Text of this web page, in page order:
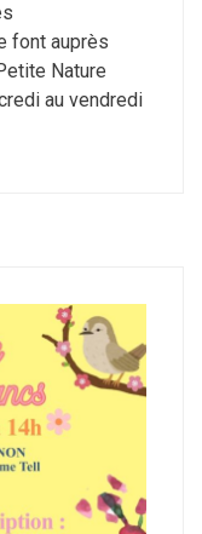
font auprès
Nature
au vendredi